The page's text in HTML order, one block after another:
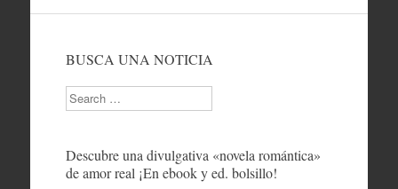
BUSCA UNA NOTICIA
Search
Descubre una divulgativa «novela romántica»
de amor real ¡En ebook y ed. bolsillo!